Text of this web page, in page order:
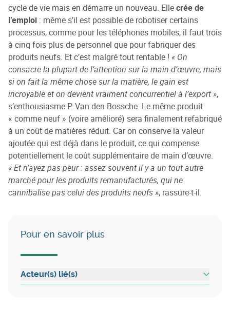
cycle de vie mais en démarre un nouveau. Ellecrée de
l’emploi : même s’il est possible de robotiser certains
processus, comme pour les téléphones mobiles, il faut trois
à cinq fois plus de personnel que pour fabriquer des
produits neufs. Et c’est malgré tout rentable ! « On
consacre la plupart de l’attention sur la main-d’œuvre, mais
si on fait la même chose sur la matière, le gain est
incroyable et on devient vraiment concurrentiel à l’export »,
s’enthousiasme P. Van den Bossche. Le même produit
« comme neuf » (voire amélioré) sera finalement refabriqué
à un coût de matières réduit. Car on conserve la valeur
ajoutée qui est déjà dans le produit, ce qui compense
potentiellement le coût supplémentaire de main d’œuvre.
« Et n’ayez pas peur : assez souvent il y a un tout autre
marché pour les produits remanufacturés, qui ne
cannibalise pas celui des produits neufs », rassure-t-il.
Pour en savoir plus
Acteur(s) lié(s)